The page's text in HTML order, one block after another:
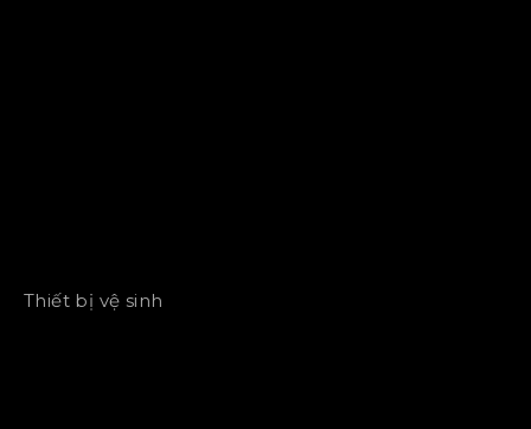
Thiết bị vệ sinh